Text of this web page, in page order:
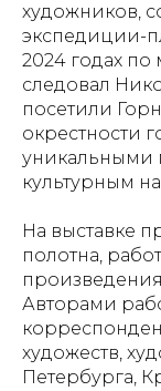
художников,
экспедиции-
2024 годах по
следовал
посетили
окрестности
культурным
На выставке
полотна,
Авторами
художеств,
Петербурга,